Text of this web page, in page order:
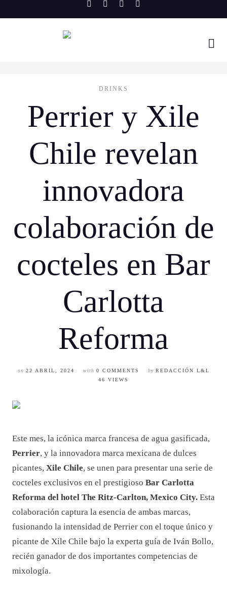
to
DRINKS
Perrier y Xile
Chile revelan
innovadora
colaboración de
cocteles en Bar
Carlotta
Reforma
on 22 ABRIL, 2024 with 0 COMMENTS by REDACCIÓN L&L
46 VIEWS
Este mes, la icónica marca francesa de agua gasificada,
Perrier, y la innovadora marca mexicana de dulces
picantes, Xile Chile, se unen para presentar una serie de
cocteles exclusivos en el prestigioso Bar Carlotta
Reforma del hotel The Ritz-Carlton, Mexico City. Esta
colaboración captura la esencia de ambas marcas,
fusionando la intensidad de Perrier con el toque único y
picante de Xile Chile bajo la experta guía de Iván Bollo,
recién ganador de dos importantes competencias de
mixología.